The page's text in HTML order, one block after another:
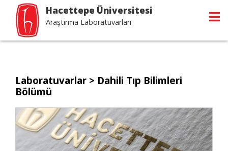
Hacettepe Üniversitesi
Araştırma Laboratuvarları
Laboratuvarlar > Dahili Tıp Bilimleri
Bölümü